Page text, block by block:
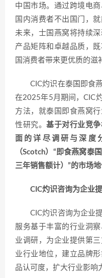
中国市场。通过跨境电
国内消费者不出国门，
未来，士国燕窝将持续
产品矩阵和卓越品质，
国消费者带来更优质的滋
CIC灼识在泰国即食
在2025年5月期间，CIC
方法，就泰国即食燕窝
性研究。基于对行业竞
面的详尽调研与深度
（Scotch）“即食燕窝泰
三年销售额计）”的市场地
CIC灼识咨询为企业
CIC灼识咨询为企业
服务基于丰富的行业洞
业调研，为企业提供第
业行业地位，建立品牌
品认可度，扩大行业影响